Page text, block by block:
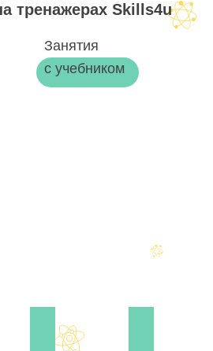
тренажерах Skills4u
Занятия
с учебником